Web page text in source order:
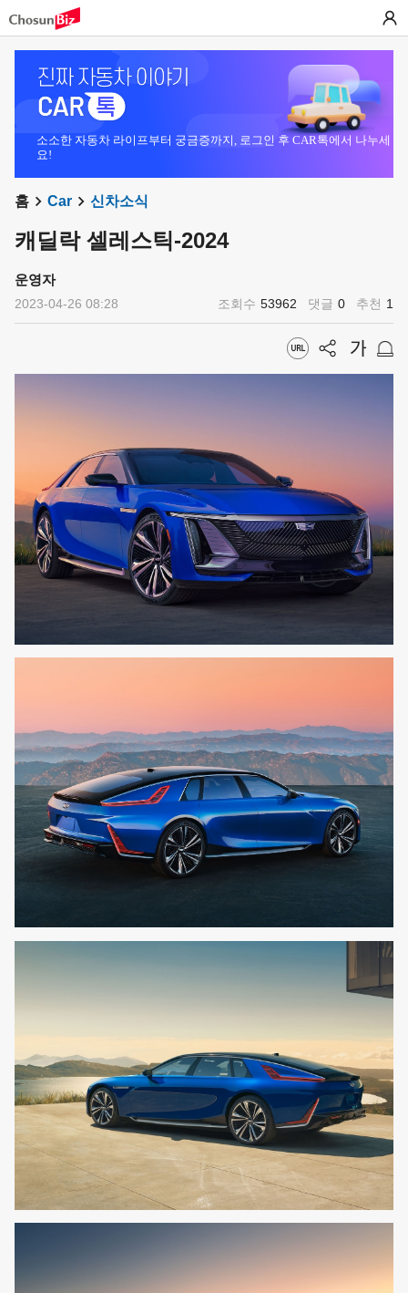
소소한 자동차 라이프부터 궁금증까지, 로그인 후 CAR톡에서 나누세
요!
홈 Car 신차소식
캐딜락 셀레스틱-2024
운영자
2023-04-26 08:28 조회수 53962 댓글 0 추천 1